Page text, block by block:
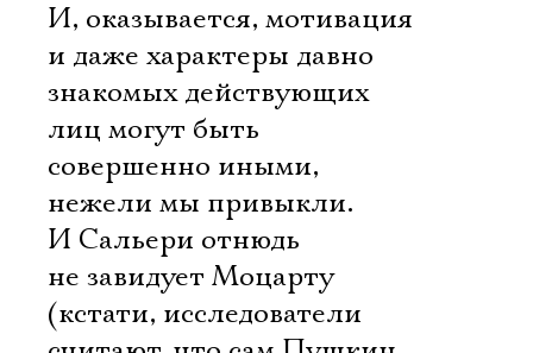
И, оказывается, мотивация
и даже характеры давно
знакомых действующих
лиц могут быть
совершенно иными,
нежели мы привыкли.
И Сальери отнюдь
не завидует Моцарту
(кстати, исследователи